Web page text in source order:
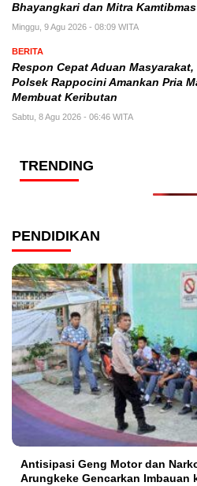
Bhayangkari dan Mitra Kamtibmas
Minggu, 9 Agu 2026 - 08:09 WITA
BERITA
Respon Cepat Aduan Masyarakat,
Polsek Rappocini Amankan Pria
Membuat Keributan
Sabtu, 8 Agu 2026 - 06:46 WITA
TRENDING
PENDIDIKAN
Antisipasi Geng Motor dan
Arungkeke Gencarkan Imbauan